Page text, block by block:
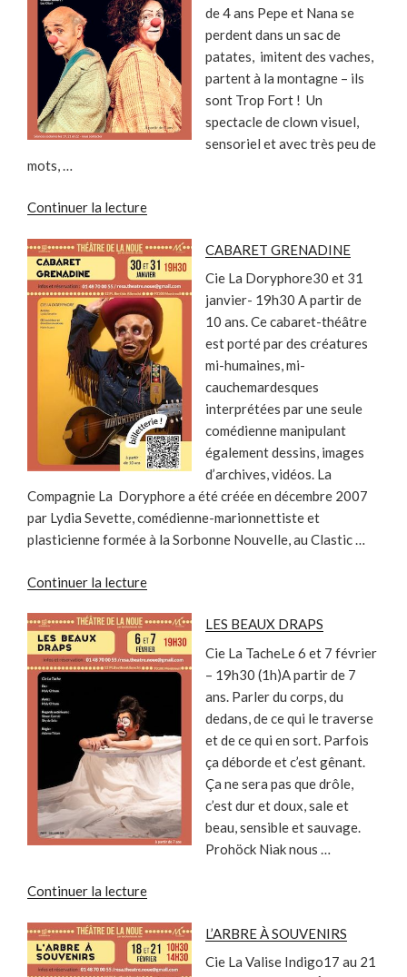
de 4 ans Pepe et Nana se
perdent dans un sac de
patates, imitent des vaches,
partent à la montagne – ils
sont Trop Fort ! Un
spectacle de clown visuel,
sensoriel et avec très peu de
mots, …
Continuer la lecturede
FORT
! »
CABARET GRENADINE
Cie La Doryphore30 et 31
janvier- 19h30 A partir de
10 ans. Ce cabaret-théâtre
est porté par des créatures
mi-humaines, mi-
cauchemardesques
interprétées par une seule
comédienne manipulant
également dessins, images
d’archives, vidéos. La
Compagnie La Doryphore a été créée en décembre 2007
par Lydia Sevette, comédienne-marionnettiste et
plasticienne formée à la Sorbonne Nouvelle, au Clastic …
Continuer la lecturede
GRENADINE »LES BEAUX DRAPS
Cie La TacheLe 6 et 7 février
– 19h30 (1h)A partir de 7
ans. Parler du corps, du
dedans, de ce qui le traverse
et de ce qui en sort. Parfois
ça déborde et c’est gênant.
Ça ne sera pas que drôle,
c’est dur et doux, sale et
beau, sensible et sauvage.
Prohöck Niak nous …
Continuer la lecturede
BEAUX
DRAPS »
L’ARBRE À SOUVENIRS
Cie La Valise Indigo17 au 21